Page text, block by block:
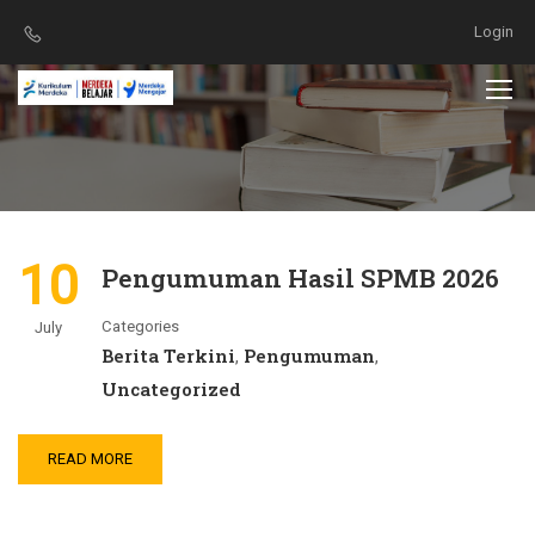
Login
10
July
Pengumuman Hasil SPMB 2026
Categories
Berita Terkini, Pengumuman,
Uncategorized
READ MORE